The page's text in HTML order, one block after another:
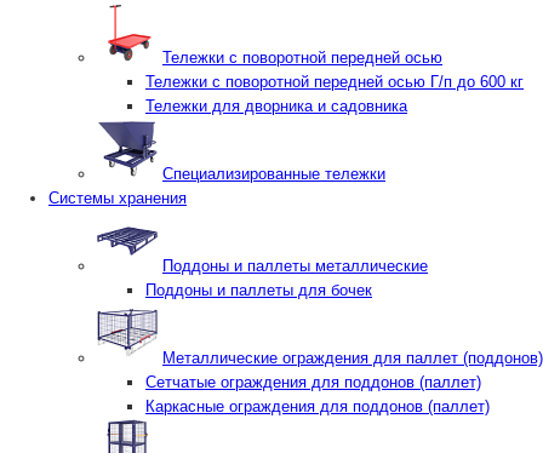
Тележки с поворотной передней осью
Тележки с поворотной передней осью Г/п до 600 кг
Тележки для дворника и садовника
Специализированные тележки
Системы хранения
Поддоны и паллеты металлические
Поддоны и паллеты для бочек
Металлические ограждения для паллет (поддонов)
Сетчатые ограждения для поддонов (паллет)
Каркасные ограждения для поддонов (паллет)